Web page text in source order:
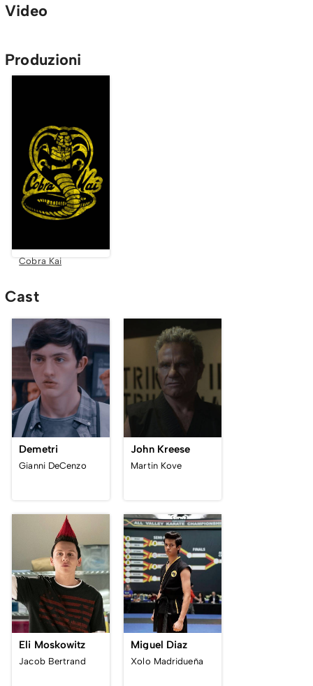
Video
Produzioni
Cobra Kai
Cast
Demetri
Gianni DeCenzo
John Kreese
Martin Kove
Eli Moskowitz
Jacob Bertrand
Miguel Diaz
Xolo Madridueña